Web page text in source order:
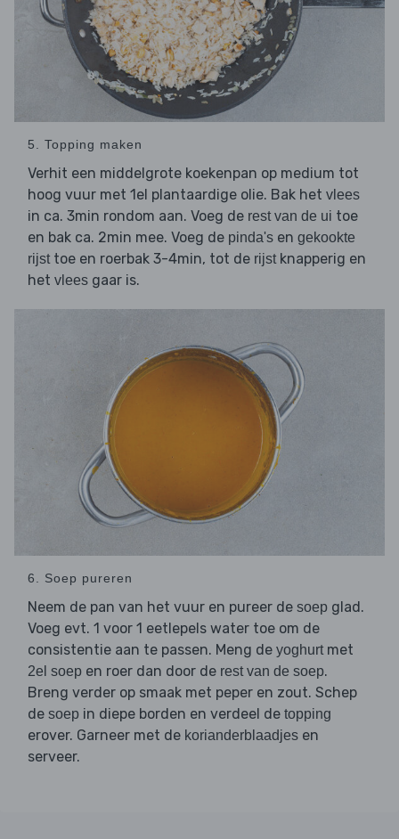
5. Topping maken
Verhit een middelgrote koekenpan op medium tot
hoog vuur met 1el plantaardige olie. Bak het vlees
in ca. 3min rondom aan. Voeg de rest van de ui toe
en bak ca. 2min mee. Voeg de pinda's en gekookte
rijsttoe en roerbak 3-4min, tot de rijstknapperig en
het vlees gaar is.
6. Soep pureren
Neem de pan van het vuur en pureer de soep glad.
Voeg evt. 1 voor 1 eetlepels water toe om de
consistentie aan te passen. Meng de yoghurtmet
2el soep en roer dan door de rest van de soep.
Breng verder op smaak met peper en zout. Schep
de soep in diepe borden en verdeel de topping
erover. Garneer met de korianderblaadjes en
serveer.